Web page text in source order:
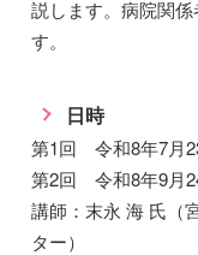
説します。病院関
す。
日時
第1回 令和8年7月
第2回 令和8年9月
講師：末永 海 氏（
ター）